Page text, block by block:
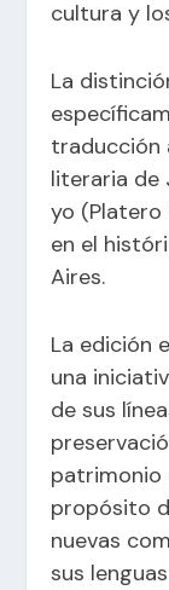
cultura y
La
traducción
literaria de
yo (Platero
en el
Aires.
La edición
una
de sus
patrimonio
propósito
nuevas
sus